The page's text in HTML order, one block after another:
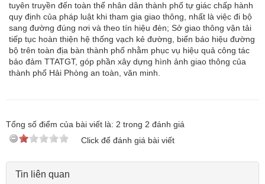
tuyên truyền đến toàn thể nhân dân thành phố tự giác chấp hành
quy định của pháp luật khi tham gia giao thông, nhất là việc đi bộ
sang đường đúng nơi và theo tín hiệu đèn; Sở giao thông vận tải
tiếp tục hoàn thiện hệ thống vạch kẻ đường, biển báo hiệu đường
bộ trên toàn địa bàn thành phố nhằm phục vụ hiệu quả công tác
bảo đảm TTATGT, góp phần xây dựng hình ảnh giao thông của
thành phố Hải Phòng an toàn, văn minh.
Tổng số điểm của bài viết là: 2 trong 2 đánh giá
Click để đánh giá bài viết
Tin liên quan